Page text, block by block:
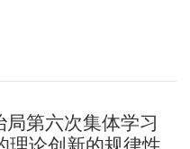
第六次集体学习